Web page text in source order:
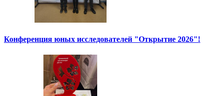
Конференция юных исследователей "Открытие 2026"!